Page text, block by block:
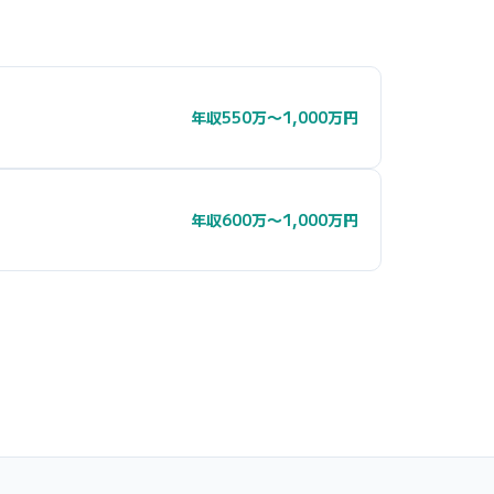
年収550万〜1,000万円
年収600万〜1,000万円